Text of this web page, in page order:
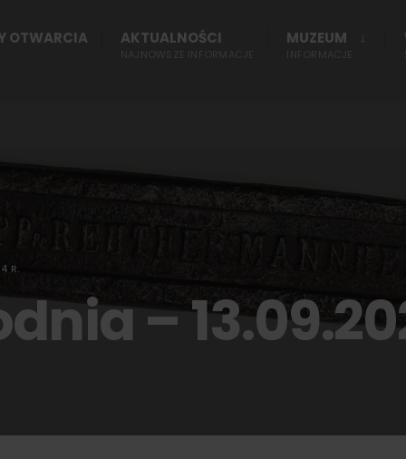
OTWARCIA AKTUALNOŚCI
NAJNOWSZE INFORMACJE
MUZEUM
INFORMACJE
R.
–